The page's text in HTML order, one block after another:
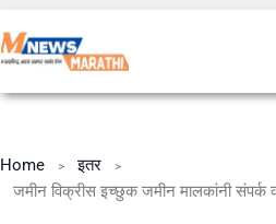
Home
इतर